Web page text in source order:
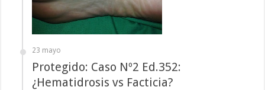
23 mayo
Protegido: Caso Nº2 Ed.352:
¿Hematidrosis vs Facticia?